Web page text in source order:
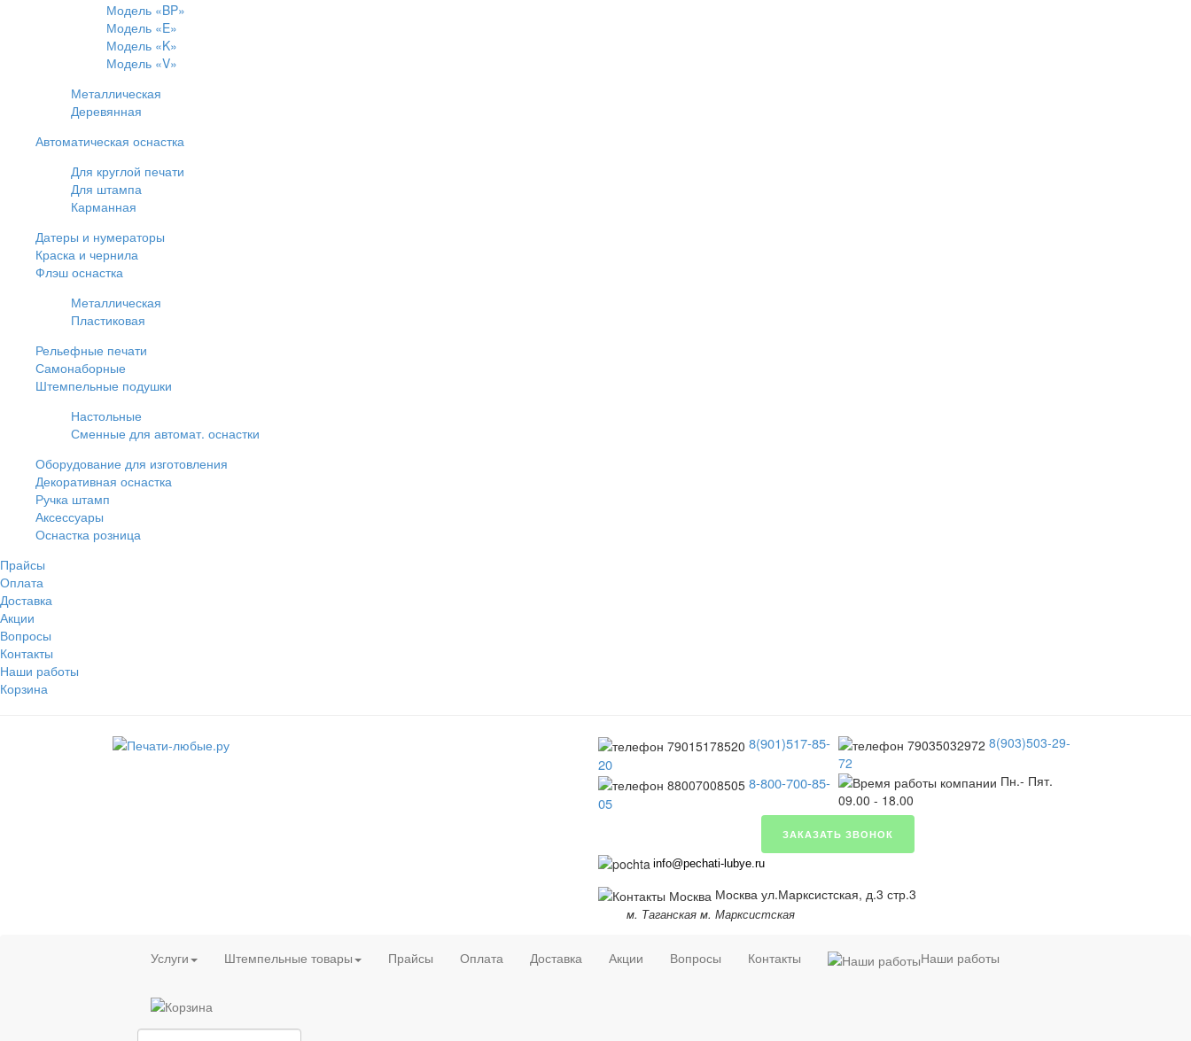
Модель «BP»
Модель «E»
Модель «K»
Модель «V»
Металлическая
Деревянная
Автоматическая оснастка
Для круглой печати
Для штампа
Карманная
Датеры и нумераторы
Краска и чернила
Флэш оснастка
Металлическая
Пластиковая
Рельефные печати
Самонаборные
Штемпельные подушки
Настольные
Сменные для автомат. оснастки
Оборудование для изготовления
Декоративная оснастка
Ручка штамп
Аксессуары
Оснастка розница
Прайсы
Оплата
Доставка
Акции
Вопросы
Контакты
Наши работы
Корзина
8(901)517-85-
20
8-800-700-85-
05
8(903)503-29-
72
Пн.- Пят.
09.00 - 18.00
ЗАКАЗАТЬ ЗВОНОК
info@pechati-lubye.ru
Москва ул.Марксистская, д.3 стр.3
м. Таганская м. Марксистская
Услуги Штемпельные товары Прайсы Оплата Доставка Акции Вопросы Контакты Наши работы